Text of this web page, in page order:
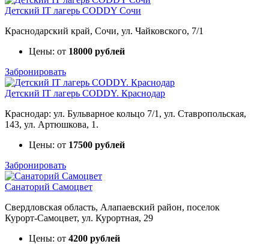
Детский IT лагерь CODDY Сочи
Краснодарский край, Сочи, ул. Чайковского, 7/1
Цены: от 18000 рублей
Забронировать
Детский IT лагерь CODDY. Краснодар
Краснодар: ул. Бульварное кольцо 7/1, ул. Ставропольская,
143, ул. Артюшкова, 1.
Цены: от 17500 рублей
Забронировать
Санаторий Самоцвет
Свердловская область, Алапаевский район, поселок
Курорт‑Самоцвет, ул. Курортная, 29
Цены: от 4200 рублей